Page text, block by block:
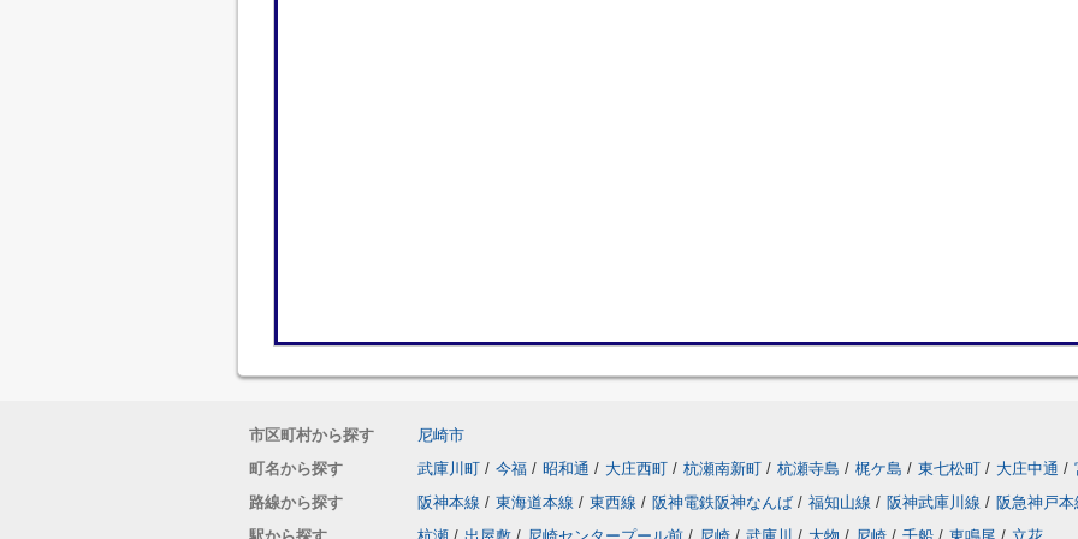
市区町村から探す
尼崎市
町名から探す
武庫川町 / 今福 / 昭和通 / 大庄西町 / 杭瀬南新町 / 杭瀬寺島 / 梶ケ島 / 東七松町 / 大庄中通 /
路線から探す
阪神本線 / 東海道本線 / 東西線 / 阪神電鉄阪神なんば / 福知山線 / 阪神武庫川線 / 阪急神戸本